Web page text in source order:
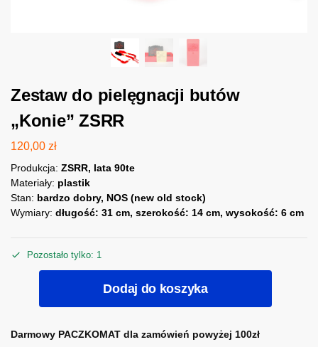
Zestaw do pielęgnacji butów
„Konie” ZSRR
120,00 zł
Produkcja: ZSRR, lata 90te
Materiały: plastik
Stan: bardzo dobry, NOS (new old stock)
Wymiary: długość: 31 cm, szerokość: 14 cm, wysokość: 6 cm
Pozostało tylko: 1
Dodaj do koszyka
Darmowy PACZKOMAT dla zamówień powyżej 100zł